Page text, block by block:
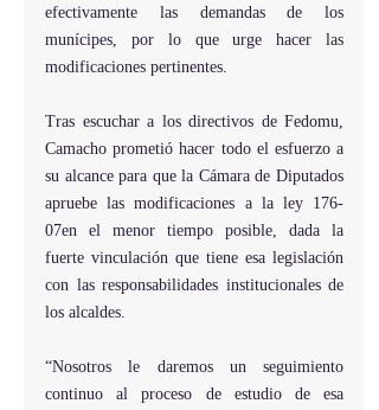
efectivamente las demandas de los
munícipes, por lo que urge hacer las
modificaciones pertinentes.
Tras escuchar a los directivos de Fedomu,
Camacho prometió hacer todo el esfuerzo a
su alcance para que la Cámara de Diputados
apruebe las modificaciones a la ley 176-
07en el menor tiempo posible, dada la
fuerte vinculación que tiene esa legislación
con las responsabilidades institucionales de
los alcaldes.
“Nosotros le daremos un seguimiento
continuo al proceso de estudio de esa